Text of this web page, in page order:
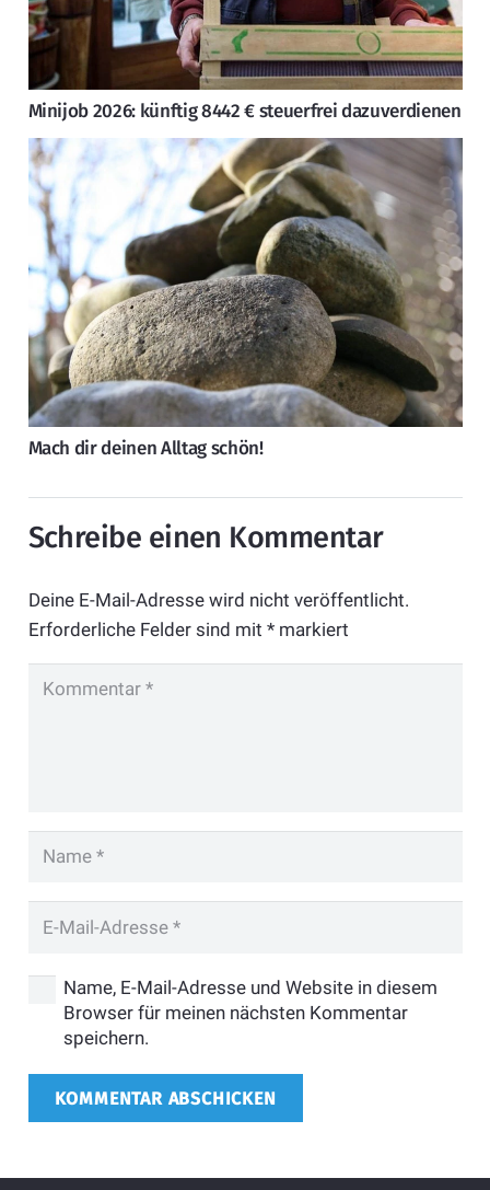
Minijob 2026: künftig 8442 € steuerfrei dazuverdienen
Mach dir deinen Alltag schön!
Schreibe einen Kommentar
Deine E-Mail-Adresse wird nicht veröffentlicht.
Erforderliche Felder sind mit *markiert
Name, E-Mail-Adresse und Website in diesem
Browser für meinen nächsten Kommentar
speichern.
KOMMENTAR ABSCHICKEN